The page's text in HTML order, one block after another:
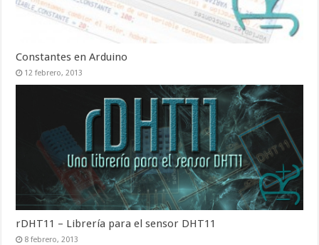
Constantes en Arduino
12 febrero, 2013
rDHT11 – Librería para el sensor DHT11
8 febrero, 2013